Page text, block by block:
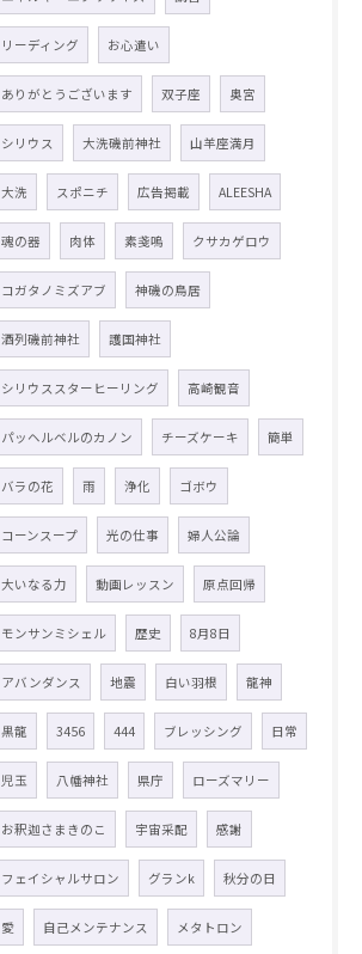
リーディング お心遣い
ありがとうございます 双子座 奥宮
シリウス 大洗磯前神社 山羊座満月
大洗 スポニチ 広告掲載 ALEESHA
魂の器 肉体 素戔嗚 クサカゲロウ
コガタノミズアブ 神磯の鳥居
酒列磯前神社 護国神社
シリウススターヒーリング 高崎観音
パッヘルベルのカノン チーズケーキ 簡単
バラの花 雨 浄化 ゴボウ
コーンスープ 光の仕事 婦人公論
大いなる力 動画レッスン 原点回帰
モンサンミシェル 歴史 8月8日
アバンダンス 地震 白い羽根 龍神
黒龍 3456 444 ブレッシング 日常
児玉 八幡神社 県庁 ローズマリー
お釈迦さまきのこ 宇宙采配 感謝
フェイシャルサロン グランk 秋分の日
愛 自己メンテナンス メタトロン